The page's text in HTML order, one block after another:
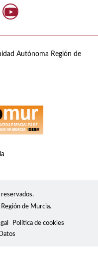
de Murcia.
Política de cookies